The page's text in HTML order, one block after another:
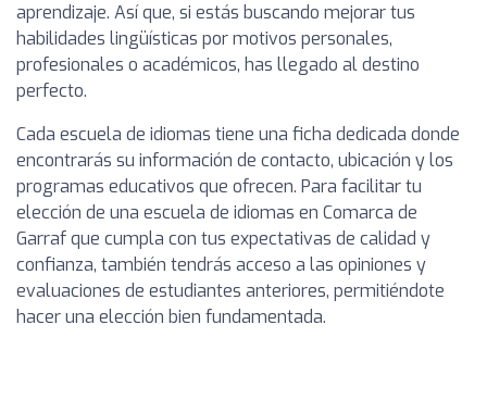
aprendizaje. Así que, si estás buscando mejorar tus
habilidades lingüísticas por motivos personales,
profesionales o académicos, has llegado al destino
perfecto.
Cada escuela de idiomas tiene una ficha dedicada donde
encontrarás su información de contacto, ubicación y los
programas educativos que ofrecen. Para facilitar tu
elección de una escuela de idiomas en Comarca de
Garraf que cumpla con tus expectativas de calidad y
confianza, también tendrás acceso a las opiniones y
evaluaciones de estudiantes anteriores, permitiéndote
hacer una elección bien fundamentada.